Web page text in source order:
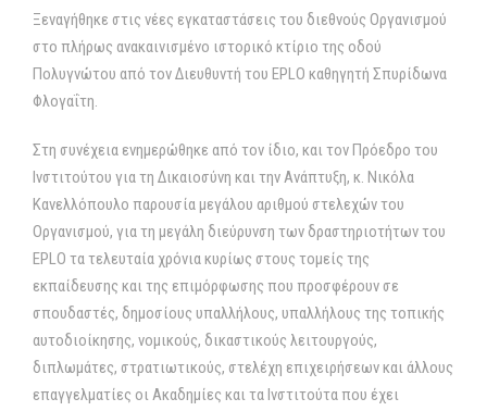
Ξεναγήθηκε στις νέες εγκαταστάσεις του διεθνούς Οργανισμού
στο πλήρως ανακαινισμένο ιστορικό κτίριο της οδού
Πολυγνώτου από τον Διευθυντή του EPLO καθηγητή Σπυρίδωνα
Φλογαΐτη.
Στη συνέχεια ενημερώθηκε από τον ίδιο, και τον Πρόεδρο του
Ινστιτούτου για τη Δικαιοσύνη και την Ανάπτυξη, κ. Νικόλα
Κανελλόπουλο παρουσία μεγάλου αριθμού στελεχών του
Οργανισμού, για τη μεγάλη διεύρυνση των δραστηριοτήτων του
EPLO τα τελευταία χρόνια κυρίως στους τομείς της
εκπαίδευσης και της επιμόρφωσης που προσφέρουν σε
σπουδαστές, δημοσίους υπαλλήλους, υπαλλήλους της τοπικής
αυτοδιοίκησης, νομικούς, δικαστικούς λειτουργούς,
διπλωμάτες, στρατιωτικούς, στελέχη επιχειρήσεων και άλλους
επαγγελματίες οι Ακαδημίες και τα Ινστιτούτα που έχει